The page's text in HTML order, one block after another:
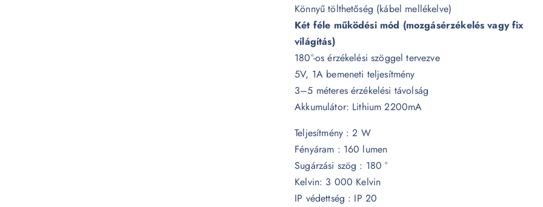
Könnyű tölthetőség (kábel mellékelve)
Két féle működési mód (mozgásérzékelés vagy fix
világítás)
180°-os érzékelési szöggel tervezve
5V, 1A bemeneti teljesítmény
3–5 méteres érzékelési távolság
Akkumulátor: Lithium 2200mA
Teljesítmény : 2 W
Fényáram : 160 lumen
Sugárzási szög : 180 °
Kelvin: 3 000 Kelvin
IP védettség : IP 20